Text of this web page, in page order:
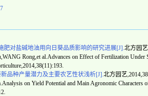
肥对盐碱地油用向日葵品质影响的研究进展[J].北方园艺
Rong,et al.Advances on Effect of Fertilization Under
品种产量潜力及主要农艺性状浅析[J].北方园艺
on Yield Potential and Main Agronomic